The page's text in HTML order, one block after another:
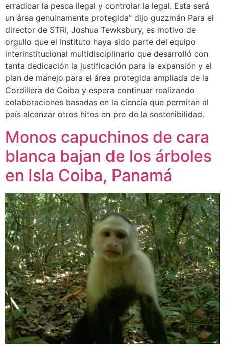
erradicar la pesca ilegal y controlar la legal. Esta será
un área genuinamente protegida” dijo guzzmán Para el
director de STRI, Joshua Tewksbury, es motivo de
orgullo que el Instituto haya sido parte del equipo
interinstitucional multidisciplinario que desarrolló con
tanta dedicación la justificación para la expansión y el
plan de manejo para el área protegida ampliada de la
Cordillera de Coiba y espera continuar realizando
colaboraciones basadas en la ciencia que permitan al
país alcanzar otros hitos en pro de la sostenibilidad.
Monos capuchinos de cara
blanca bajan de los árboles
en Isla Coiba, Panamá